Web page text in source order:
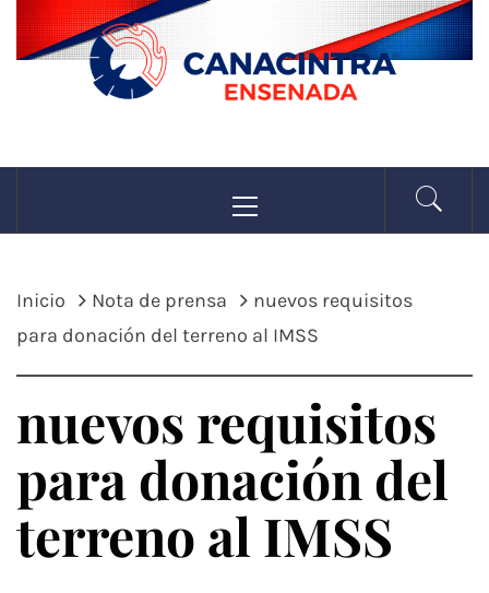
Saltar
contenido
CANACINTRA
ENSENADA
principal
Inicio Nota de prensa
nuevos requisitos
para donación del terreno al IMSS
nuevos requisitos
para donación del
terreno al IMSS